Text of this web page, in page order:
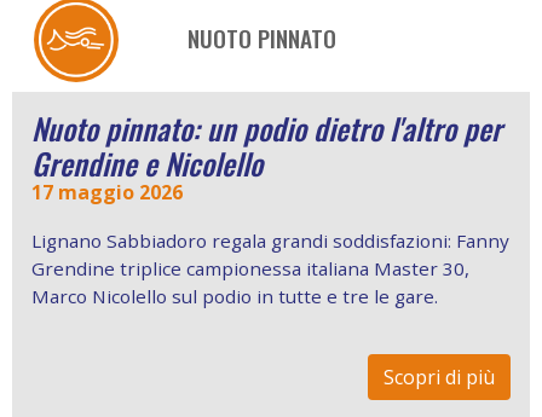
NUOTO PINNATO
Nuoto pinnato: un podio dietro l'altro per
Grendine e Nicolello
17 maggio 2026
Lignano Sabbiadoro regala grandi soddisfazioni: Fanny
Grendine triplice campionessa italiana Master 30,
Marco Nicolello sul podio in tutte e tre le gare.
Scopri di più